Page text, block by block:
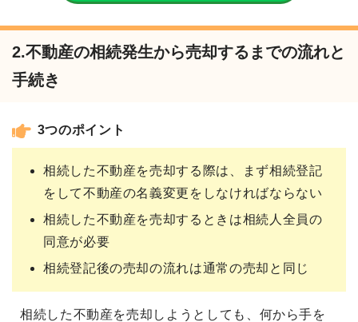
2.不動産の相続発生から売却するまでの流れと
手続き
3つのポイント
相続した不動産を売却する際は、まず相続登記
をして不動産の名義変更をしなければならない
相続した不動産を売却するときは相続人全員の
同意が必要
相続登記後の売却の流れは通常の売却と同じ
相続した不動産を売却しようとしても、何から手を